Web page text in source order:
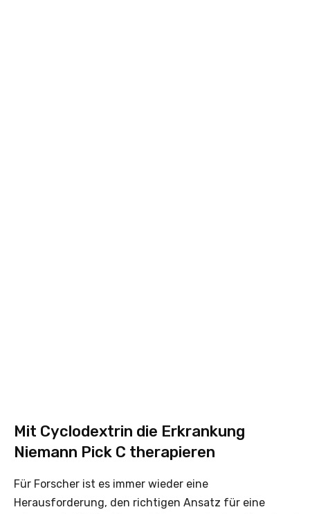
Mit Cyclodextrin die Erkrankung
Niemann Pick C therapieren
Für Forscher ist es immer wieder eine
Herausforderung, den richtigen Ansatz für eine